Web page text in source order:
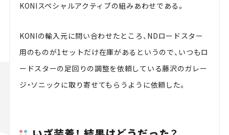
KONIスペシャルアクティブの組みあわせである。
KONIの輸入元に問い合わせたところ、NDロードスター
用のものが1セットだけ在庫があるというので、いつもロ
ードスターの足回りの調整を依頼している藤沢のガレー
ジ・ソニックに取り寄せてもらうように依頼した。